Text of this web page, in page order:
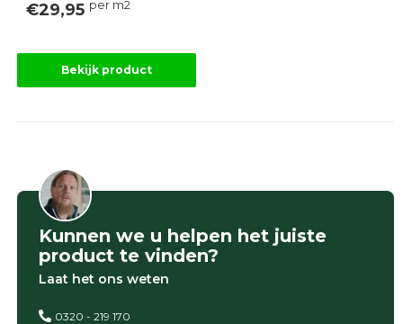
€29,95 per m2
Bekijk product
Kunnen we u helpen het juiste
product te vinden?
Laat het ons weten
0320 - 219 170